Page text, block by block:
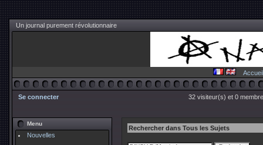
Un journal purement révolutionnaire
Accueil
Se connecter 32 visiteur(s) et 0
Menu
Nouvelles
Rechercher dans Tous les Sujets